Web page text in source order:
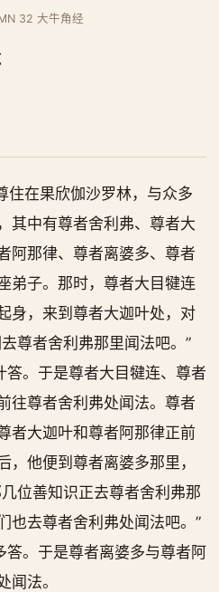
32 大牛角经
住在果欣伽沙罗林，与众多
其中有尊者舍利弗、尊者大
阿那律、尊者离婆多、尊者
弟子。那时，尊者大目犍连
身，来到尊者大迦叶处，对
尊者舍利弗那里闻法吧。”
答。于是尊者大目犍连、尊者
往尊者舍利弗处闻法。尊者
者大迦叶和尊者阿那律正前
，他便到尊者离婆多那里，
位善知识正去尊者舍利弗那
也去尊者舍利弗处闻法吧。”
答。于是尊者离婆多与尊者阿
闻法。